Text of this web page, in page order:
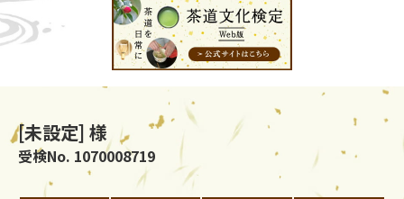
[未設定] 様
受検No. 1070008719